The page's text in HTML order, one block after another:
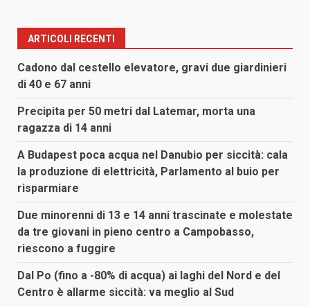
articoli
ARTICOLI RECENTI
Cadono dal cestello elevatore, gravi due giardinieri
di 40 e 67 anni
Precipita per 50 metri dal Latemar, morta una
ragazza di 14 anni
A Budapest poca acqua nel Danubio per siccità: cala
la produzione di elettricità, Parlamento al buio per
risparmiare
Due minorenni di 13 e 14 anni trascinate e molestate
da tre giovani in pieno centro a Campobasso,
riescono a fuggire
Dal Po (fino a -80% di acqua) ai laghi del Nord e del
Centro è allarme siccità: va meglio al Sud